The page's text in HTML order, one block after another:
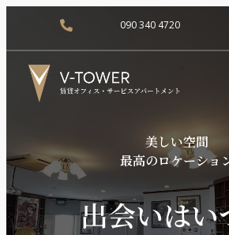
090 340 4720
美しい空間
最高のロケーショ
出会いはい